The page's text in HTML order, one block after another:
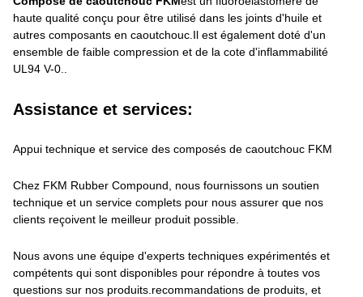
haute qualité conçu pour être utilisé dans les joints d'huile et
autres composants en caoutchouc.Il est également doté d'un
ensemble de faible compression et de la cote d'inflammabilité
UL94 V-0..
Assistance et services:
Appui technique et service des composés de caoutchouc FKM
Chez FKM Rubber Compound, nous fournissons un soutien
technique et un service complets pour nous assurer que nos
clients reçoivent le meilleur produit possible.
Nous avons une équipe d'experts techniques expérimentés et
compétents qui sont disponibles pour répondre à toutes vos
questions sur nos produits.recommandations de produits, et